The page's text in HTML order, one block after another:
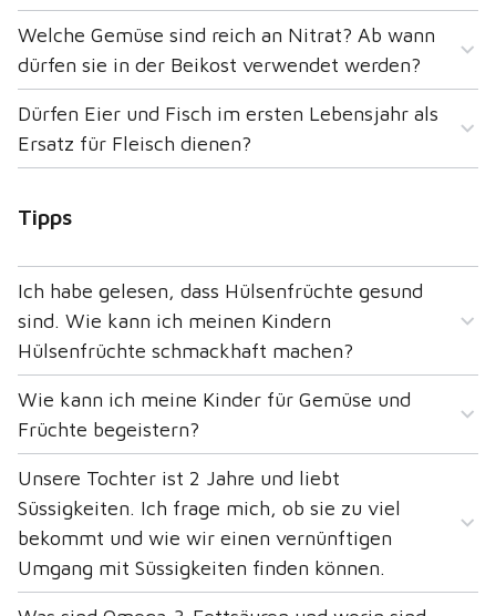
Welche Gemüse sind reich an Nitrat? Ab wann
dürfen sie in der Beikost verwendet werden?
Dürfen Eier und Fisch im ersten Lebensjahr als
Ersatz für Fleisch dienen?
Tipps
Ich habe gelesen, dass Hülsenfrüchte gesund
sind. Wie kann ich meinen Kindern
Hülsenfrüchte schmackhaft machen?
Wie kann ich meine Kinder für Gemüse und
Früchte begeistern?
Unsere Tochter ist 2 Jahre und liebt
Süssigkeiten. Ich frage mich, ob sie zu viel
bekommt und wie wir einen vernünftigen
Umgang mit Süssigkeiten finden können.